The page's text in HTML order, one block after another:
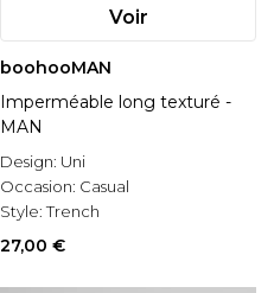
Voir
boohooMAN
Imperméable long texturé -
MAN
Design: Uni
Occasion: Casual
Style:Trench
27,00 €